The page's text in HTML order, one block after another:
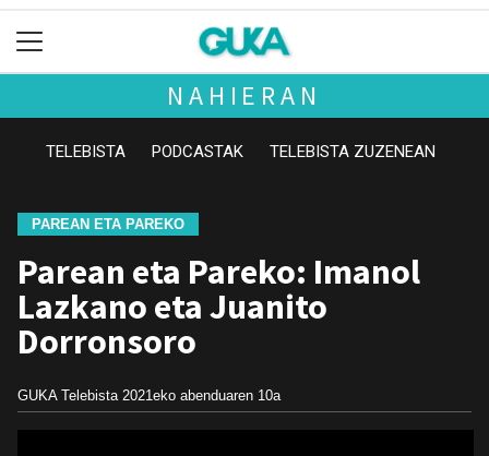
NAHIERAN
TELEBISTA PODCASTAK TELEBISTA ZUZENEAN
PAREAN ETA PAREKO
Parean eta Pareko: Imanol
Lazkano eta Juanito
Dorronsoro
GUKA Telebista 2021eko abenduaren 10a